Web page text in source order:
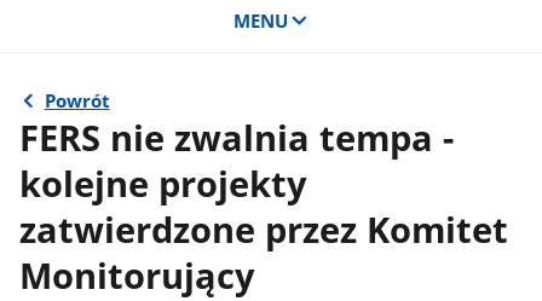
MENU
Powrót
FERS nie zwalnia tempa -
kolejne projekty
zatwierdzone przez Komitet
Monitorujący